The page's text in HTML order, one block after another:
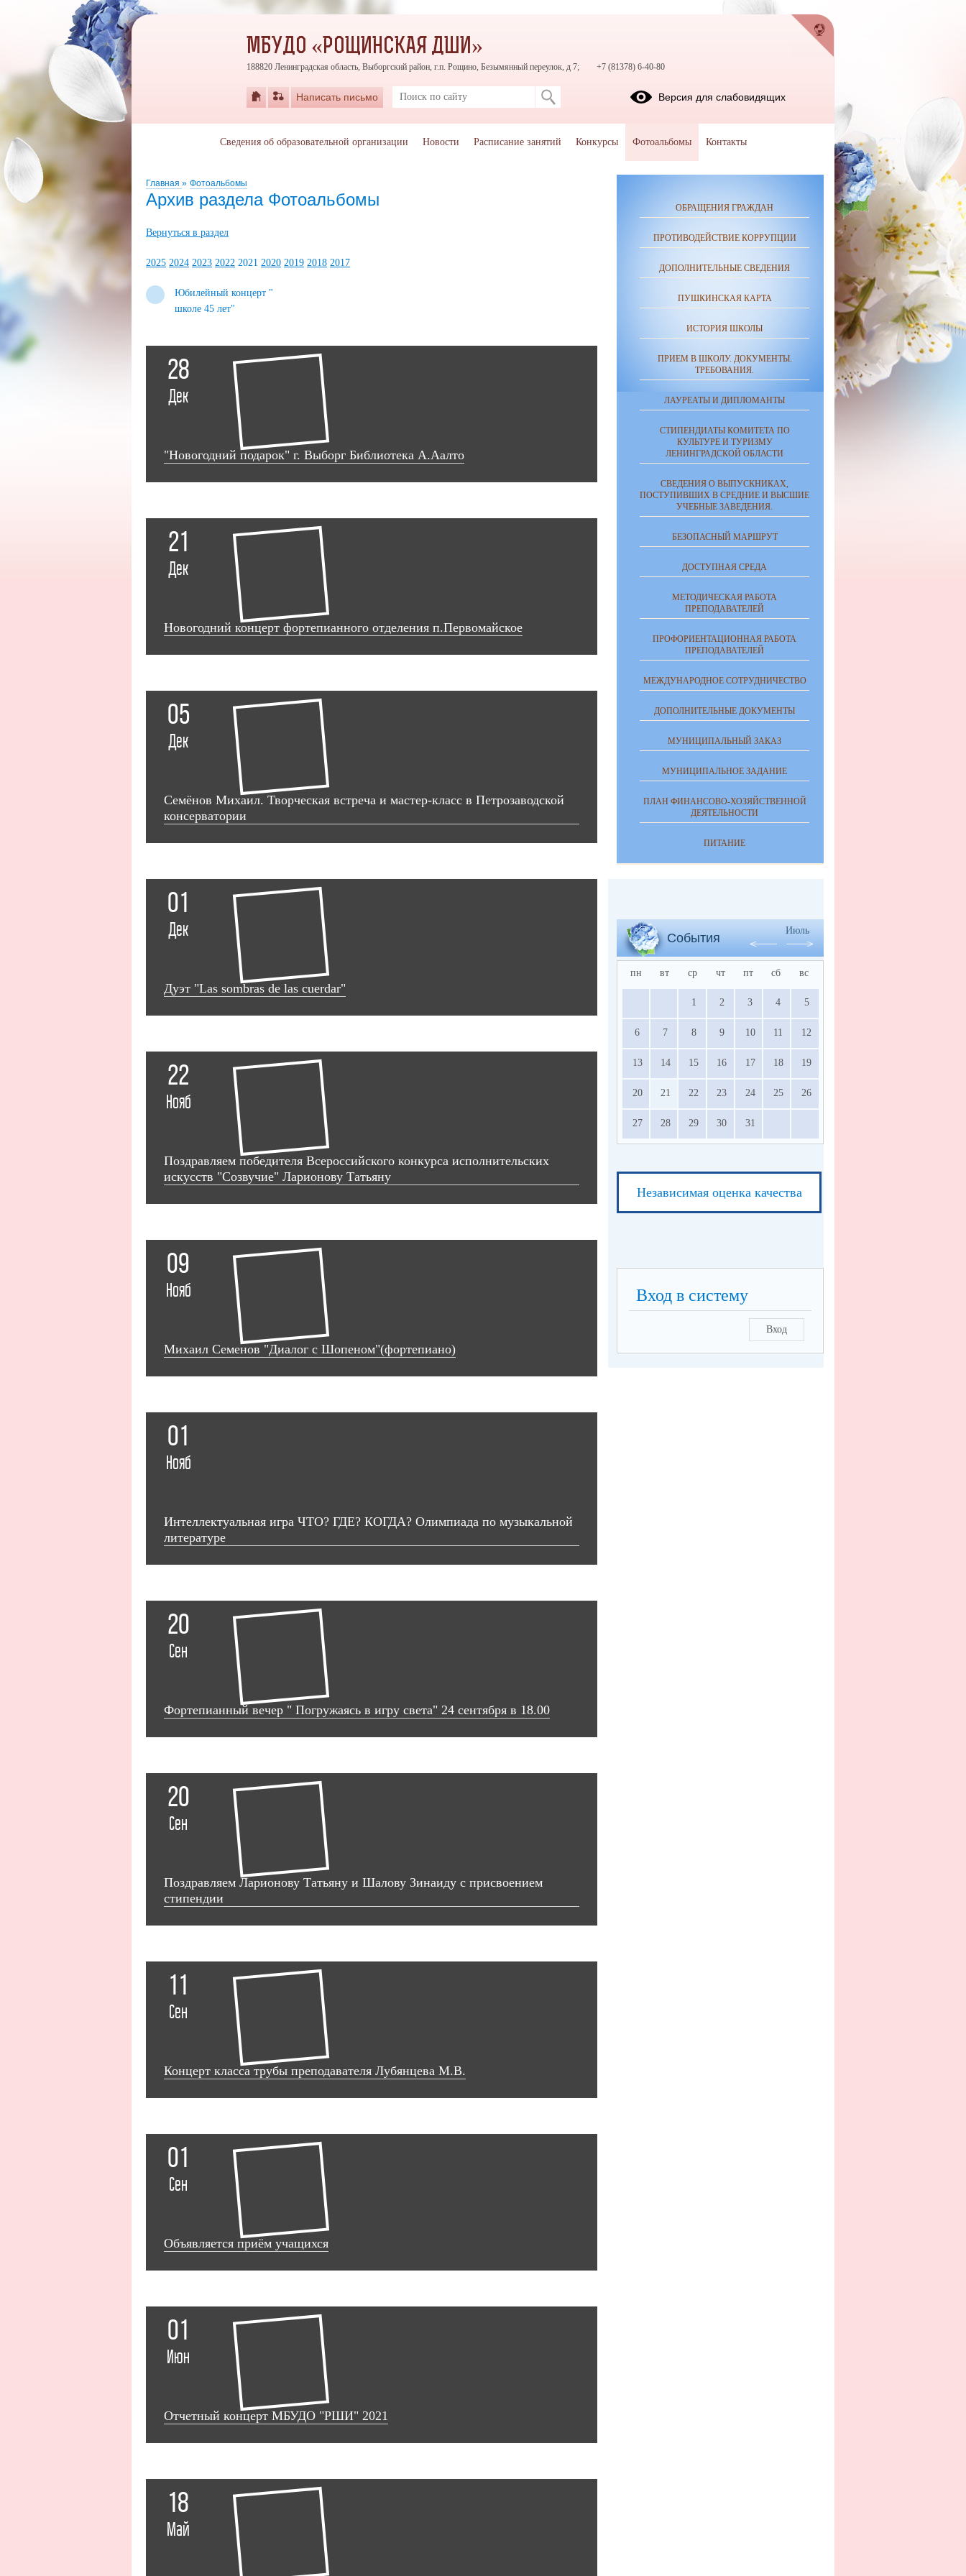
Главная » Фотоальбомы
Архив раздела Фотоальбомы
Вернуться в раздел
2025 2024 2023 2022 2021 2020 2019 2018 2017
Юбилейный концерт "
школе 45 лет"
28
Дек
"Новогодний подарок" г. Выборг Библиотека А.Аалто
21
Дек
Новогодний концерт фортепианного отделения п.Первомайское
05
Дек
Семёнов Михаил. Творческая встреча и мастер-класс в Петрозаводской
консерватории
01
Дек
Дуэт "Las sombras de las cuerdar"
22
Нояб
Поздравляем победителя Всероссийского конкурса исполнительских
искусств "Созвучие" Ларионову Татьяну
09
Нояб
Михаил Семенов "Диалог с Шопеном"(фортепиано)
01
Нояб
Интеллектуальная игра ЧТО? ГДЕ? КОГДА? Олимпиада по музыкальной
литературе
20
Сен
Фортепианный вечер " Погружаясь в игру света" 24 сентября в 18.00
20
Сен
Поздравляем Ларионову Татьяну и Шалову Зинаиду с присвоением
стипендии
11
Сен
Концерт класса трубы преподавателя Лубянцева М.В.
01
Сен
Объявляется приём учащихся
01
Июн
Отчетный концерт МБУДО "РШИ" 2021
18
Май
ОБРАЩЕНИЯ ГРАЖДАН
ПРОТИВОДЕЙСТВИЕ КОРРУПЦИИ
ДОПОЛНИТЕЛЬНЫЕ СВЕДЕНИЯ
ПУШКИНСКАЯ КАРТА
ИСТОРИЯ ШКОЛЫ
ПРИЕМ В ШКОЛУ. ДОКУМЕНТЫ.
ТРЕБОВАНИЯ.
ЛАУРЕАТЫ И ДИПЛОМАНТЫ
СТИПЕНДИАТЫ КОМИТЕТА ПО
КУЛЬТУРЕ И ТУРИЗМУ
ЛЕНИНГРАДСКОЙ ОБЛАСТИ
СВЕДЕНИЯ О ВЫПУСКНИКАХ,
ПОСТУПИВШИХ В СРЕДНИЕ И ВЫСШИЕ
УЧЕБНЫЕ ЗАВЕДЕНИЯ.
БЕЗОПАСНЫЙ МАРШРУТ
ДОСТУПНАЯ СРЕДА
МЕТОДИЧЕСКАЯ РАБОТА
ПРЕПОДАВАТЕЛЕЙ
ПРОФОРИЕНТАЦИОННАЯ РАБОТА
ПРЕПОДАВАТЕЛЕЙ
МЕЖДУНАРОДНОЕ СОТРУДНИЧЕСТВО
ДОПОЛНИТЕЛЬНЫЕ ДОКУМЕНТЫ
МУНИЦИПАЛЬНЫЙ ЗАКАЗ
МУНИЦИПАЛЬНОЕ ЗАДАНИЕ
ПЛАН ФИНАНСОВО-ХОЗЯЙСТВЕННОЙ
ДЕЯТЕЛЬНОСТИ
ПИТАНИЕ
События
Июль
пн вт ср чт пт сб вс
1 2 3 4 5
6 7 8 9 10 11 12
13 14 15 16 17 18 19
20 21 22 23 24 25 26
27 28 29 30 31
Независимая оценка качества
Вход в систему
Вход
МБУДО «РОЩИНСКАЯ ДШИ»
188820 Ленинградская область, Выборгский район, г.п. Рощино, Безымянный переулок, д 7; +7 (81378) 6-40-80
Написать письмо Версия для слабовидящих
Сведения об образовательной организации Новости Расписание занятий Конкурсы Фотоальбомы Контакты